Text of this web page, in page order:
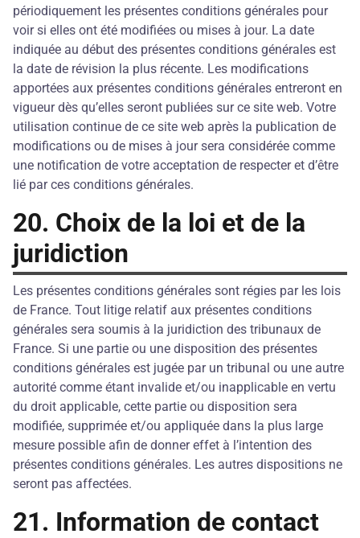
périodiquement les présentes conditions générales pour
voir si elles ont été modifiées ou mises à jour. La date
indiquée au début des présentes conditions générales est
la date de révision la plus récente. Les modifications
apportées aux présentes conditions générales entreront en
vigueur dès qu’elles seront publiées sur ce site web. Votre
utilisation continue de ce site web après la publication de
modifications ou de mises à jour sera considérée comme
une notification de votre acceptation de respecter et d’être
lié par ces conditions générales.
20. Choix de la loi et de la
juridiction
Les présentes conditions générales sont régies par les lois
de France. Tout litige relatif aux présentes conditions
générales sera soumis à la juridiction des tribunaux de
France. Si une partie ou une disposition des présentes
conditions générales est jugée par un tribunal ou une autre
autorité comme étant invalide et/ou inapplicable en vertu
du droit applicable, cette partie ou disposition sera
modifiée, supprimée et/ou appliquée dans la plus large
mesure possible afin de donner effet à l’intention des
présentes conditions générales. Les autres dispositions ne
seront pas affectées.
21. Information de contact